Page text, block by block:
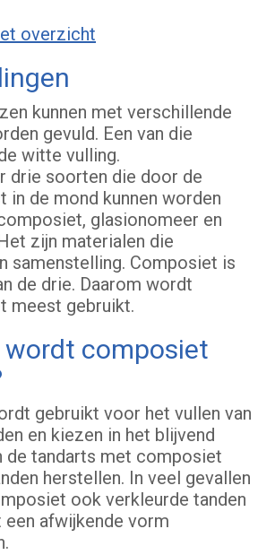
overzicht
kunnen met verschillende
gevuld. Een van die
witte vulling.
drie soorten die door de
in de mond kunnen worden
glasionomeer en
zijn materialen die
samenstelling. Composiet is
de drie. Daarom wordt
meest gebruikt.
wordt composiet
gebruikt voor het vullen van
en kiezen in het blijvend
de tandarts met composiet
herstellen. In veel gevallen
ook verkleurde tanden
afwijkende vorm